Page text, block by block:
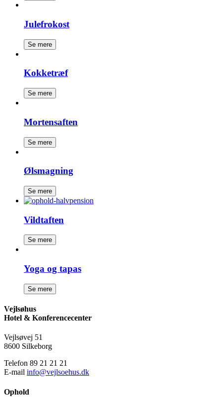
Julefrokost
Se mere
Kokketræf
Se mere
Mortensaften
Se mere
Ølsmagning
Se mere
Vildtaften
Se mere
Yoga og tapas
Se mere
Vejlsøhus
Hotel & Konferencecenter
Vejlsøvej 51
8600 Silkeborg
Telefon 89 21 21 21
E-mail info@vejlsoehus.dk
Ophold